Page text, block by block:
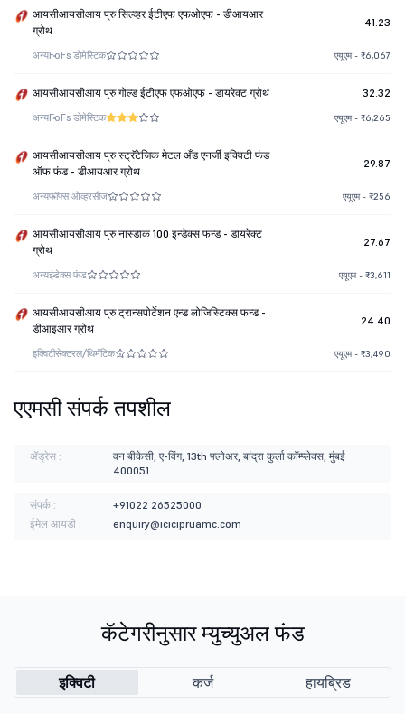
आयसीआयसीआय प्रु सिल्व्हर ईटीएफ एफओएफ - डीआयआर
ग्रोथ
41.23
अन्यFoFs डोमेस्टिक एयूएम - ₹6,067
आयसीआयसीआय प्रु गोल्ड ईटीएफ एफओएफ - डायरेक्ट ग्रोथ 32.32
अन्यFoFs डोमेस्टिक एयूएम - ₹6,265
आयसीआयसीआय प्रु स्ट्रॅटेजिक मेटल अँड एनर्जी इक्विटी फंड
ऑफ फंड - डीआयआर ग्रोथ
29.87
अन्यफॉफ्स ओव्हरसीज एयूएम - ₹256
आयसीआयसीआय प्रु नास्डाक 100 इन्डेक्स फन्ड - डायरेक्ट
ग्रोथ
27.67
अन्यइंडेक्स फंड एयूएम - ₹3,611
आयसीआयसीआय प्रु ट्रान्सपोर्टेशन एन्ड लोजिस्टिक्स फन्ड -
डीआइआर ग्रोथ
24.40
इक्विटीसेक्टरल/थिमॅटिक एयूएम - ₹3,490
एएमसी संपर्क तपशील
ॲड्रेस :
वन बीकेसी, ए-विंग, 13th फ्लोअर, बांद्रा कुर्ला कॉम्प्लेक्स, मुंबई
400051
संपर्क :
+91022 26525000
ईमेल आयडी :
enquiry@icicipruamc.com
कॅटेगरीनुसार म्युच्युअल फंड
इक्विटी कर्ज हायब्रिड